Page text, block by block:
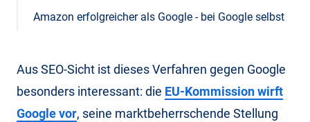
Amazon erfolgreicher als Google - bei Google selbst
Aus SEO-Sicht ist dieses Verfahren gegen Google
besonders interessant: die EU-Kommission wirft
Google vor, seine marktbeherrschende Stellung